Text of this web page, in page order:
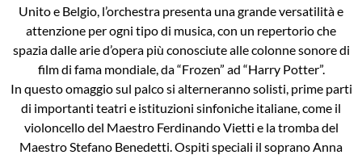
Unito e Belgio, l’orchestra presenta una grande versatilità e
attenzione per ogni tipo di musica, con un repertorio che
spazia dalle arie d’opera più conosciute alle colonne sonore di
film di fama mondiale, da “Frozen” ad “Harry Potter”.
In questo omaggio sul palco si alterneranno solisti, prime parti
di importanti teatri e istituzioni sinfoniche italiane, come il
violoncello del Maestro Ferdinando Vietti e la tromba del
Maestro Stefano Benedetti. Ospiti speciali il soprano Anna